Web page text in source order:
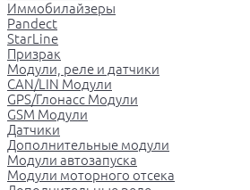
Иммобилайзеры
Pandect
StarLine
Призрак
Модули, реле и датчики
CAN/LIN Модули
GPS/Глонасс Модули
GSM Модули
Датчики
Дополнительные модули
Модули автозапуска
Модули моторного отсека